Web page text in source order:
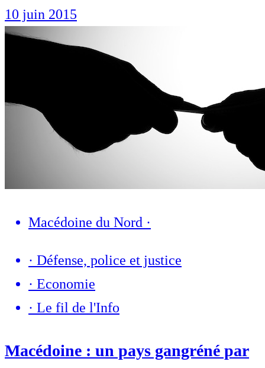
10 juin 2015
Macédoine du Nord ·
· Défense, police et justice
· Economie
· Le fil de l'Info
Macédoine : un pays gangréné par